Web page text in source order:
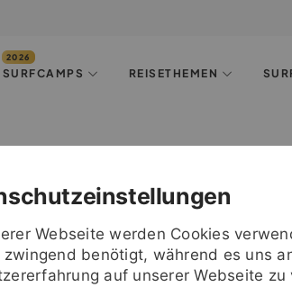
SURFCAMPS REISETHEMEN
Webseite werden Cookies
benötigt, während es uns
auf unserer Webseite zu